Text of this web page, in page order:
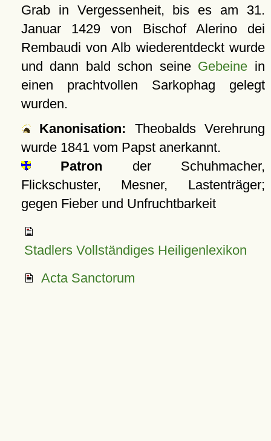
Grab in Vergessenheit, bis es am 31.
Januar 1429 von Bischof Alerino dei
Rembaudi von Alb wiederentdeckt wurde
und dann bald schon seine Gebeine in
einen prachtvollen Sarkophag gelegt
wurden.
Kanonisation: Theobalds Verehrung
wurde 1841vom Papst anerkannt.
Patron der Schuhmacher,
Flickschuster, Mesner, Lastenträger;
gegen Fieber und Unfruchtbarkeit
Stadlers Vollständiges Heiligenlexikon
Acta Sanctorum